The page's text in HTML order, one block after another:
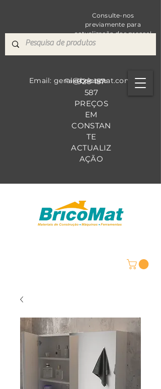
Consulte-nos
previamente para
actualização dos preços!
928 157
587
PREÇOS
EM
CONSTAN
TE
ACTUALIZ
AÇÃO
Fale Conosco
Email: geral@bricomat.com